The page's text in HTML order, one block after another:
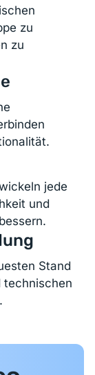
zu
zu
jede
und
Stand
technischen